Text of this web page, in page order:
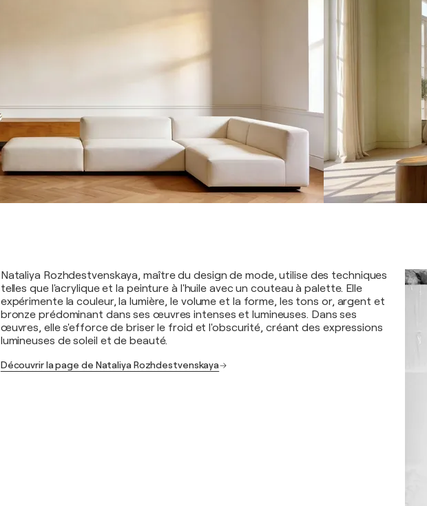
Nataliya Rozhdestvenskaya, maître du design de mode, utilise des techniques
telles que l'acrylique et la peinture à l'huile avec un couteau à palette. Elle
expérimente la couleur, la lumière, le volume et la forme, les tons or, argent et
bronze prédominant dans ses œuvres intenses et lumineuses. Dans ses
œuvres, elle s'efforce de briser le froid et l'obscurité, créant des expressions
lumineuses de soleil et de beauté.
Découvrir la page de Nataliya Rozhdestvenskaya